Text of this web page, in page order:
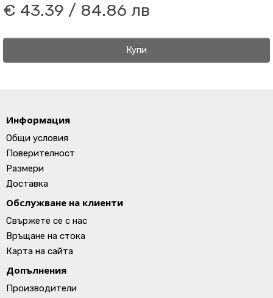
€ 43.39 / 84.86 лв
Купи
Информация
Общи условия
Поверителност
Размери
Доставка
Обслужване на клиенти
Свържете се с нас
Връщане на стока
Карта на сайта
Допълнения
Производители